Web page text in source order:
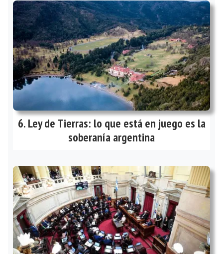
Ley de Tierras: lo que está en juego es la
soberanía argentina